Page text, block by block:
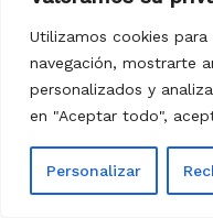
Utilizamos cookies
navegación, mostrarte
personalizados y
en "Aceptar todo",
Personalizar